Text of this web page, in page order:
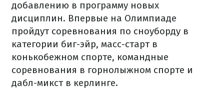
добавлению в программу новых
дисциплин. Впервые на Олимпиаде
пройдут соревнования по сноуборду в
категории биг-эйр, масс-старт в
конькобежном спорте, командные
соревнования в горнолыжном спорте и
дабл-микст в керлинге.